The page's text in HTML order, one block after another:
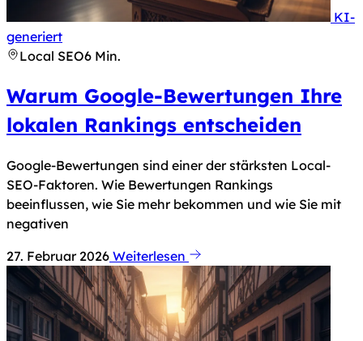
KI-
generiertHinweis nach Art. 50 KI-Verordnung: Dieses
Local SEO6 Min.
Warum Google-Bewertungen Ihre
lokalen Rankings entscheiden
Google-Bewertungen sind einer der stärksten Local-
SEO-Faktoren. Wie Bewertungen Rankings
beeinflussen, wie Sie mehr bekommen und wie Sie mit
negativen
27. Februar 2026 Weiterlesen